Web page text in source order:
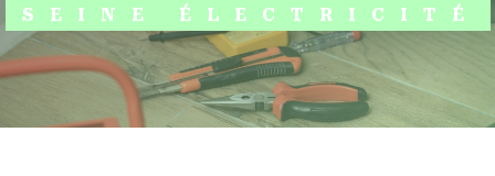
SEINE ÉLECTRICITÉ